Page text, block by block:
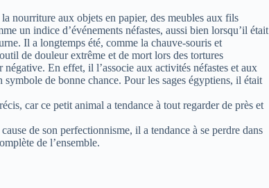
nourriture aux objets en papier, des meubles aux fils
un indice d’événements néfastes, aussi bien lorsqu’il était
Il a longtemps été, comme la chauve-souris et
de douleur extrême et de mort lors des tortures
En effet, il l’associe aux activités néfastes et aux
de bonne chance. Pour les sages égyptiens, il était
car ce petit animal a tendance à tout regarder de près et
de son perfectionnisme, il a tendance à se perdre dans
de l’ensemble.